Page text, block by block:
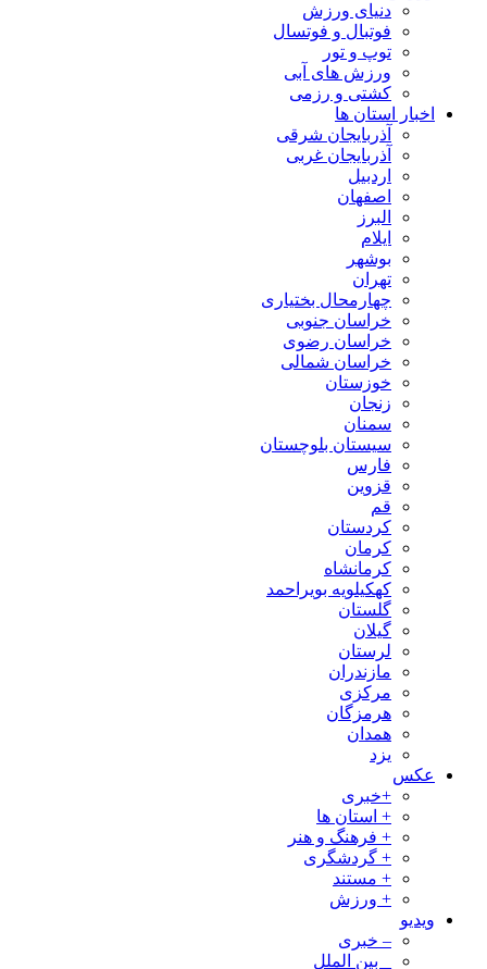
دنیای ورزش
فوتبال و فوتسال
توپ و تور
ورزش های آبی
کشتی و رزمی
اخبار استان ها
آذربایجان شرقی
آذربایجان غربی
اردبیل
اصفهان
البرز
ایلام
بوشهر
تهران
چهارمحال بختیاری
خراسان جنوبی
خراسان رضوی
خراسان شمالی
خوزستان
زنجان
سمنان
سیستان بلوچستان
فارس
قزوین
قم
کردستان
کرمان
کرمانشاه
کهکیلویه بویراحمد
گلستان
گیلان
لرستان
مازندران
مرکزی
هرمزگان
همدان
یزد
عکس
+خبری
+ استان ها
+ فرهنگ و هنر
+ گردشگری
+ مستند
+ ورزش
ویدیو
– خبری
_ بین الملل